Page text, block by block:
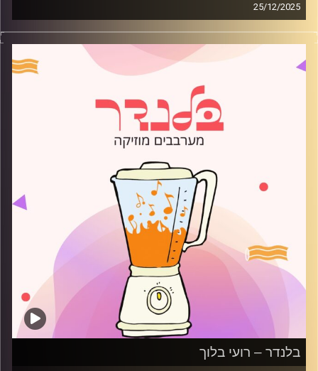
25/12/2025
מוזיקה רגועה לפתוח איתה את הבוקר בהגשת שיר חיימוב
קרדיט תמונות:
AudioVersity
בלנדר – רועי בלוך